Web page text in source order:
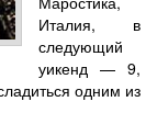
Италия, в
следующий
уикенд — 9,
одним из